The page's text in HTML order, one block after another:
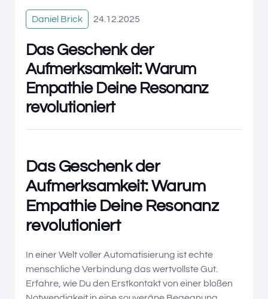
Daniel Brick 24.12.2025
Das Geschenk der
Aufmerksamkeit: Warum
Empathie Deine Resonanz
revolutioniert
Das Geschenk der
Aufmerksamkeit: Warum
Empathie Deine Resonanz
revolutioniert
In einer Welt voller Automatisierung ist echte
menschliche Verbindung das wertvollste Gut.
Erfahre, wie Du den Erstkontakt von einer bloßen